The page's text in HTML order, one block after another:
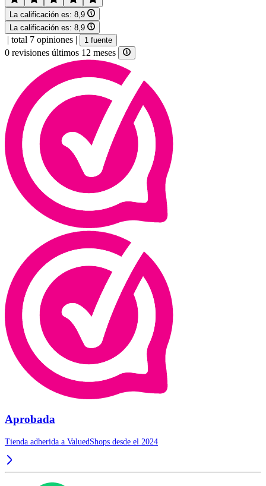
La calificación es: 8,9
La calificación es: 8,9
| total 7 opiniones | 1 fuente
0 revisiones últimos 12 meses
Aprobada
Tienda adherida a ValuedShops desde el 2024